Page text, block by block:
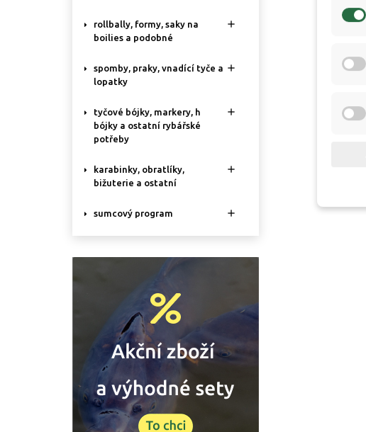
rollbally, formy, saky na
boilies a podobné

spomby, praky, vnadící tyče a
lopatky

tyčové bójky, markery, h
bójky a ostatní rybářské
potřeby

karabinky, obratlíky,
bižuterie a ostatní

sumcový program 